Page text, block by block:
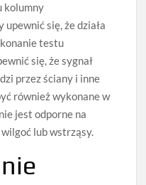
kolumny
się, że działa
testu
się, że sygnał
przez ściany i inne
również wykonane w
jest odporne na
lub wstrząsy.